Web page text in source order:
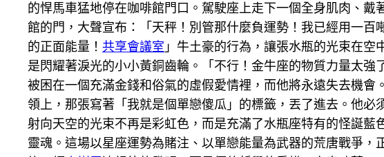
的悍馬車猛地停在咖啡館門口。駕駛座上走下一個全身肌肉、
館的門，大聲宣布：「天秤！別管那什麼負運勢！我已經用一
的正面能量！ 共享會議室 」牛土豪的行為，讓張水瓶的光束在
是閃耀著淚光的小小黃銅齒輪。「不行！金牛座的物質力量太
被困在一個充滿金錢和俗氣的虛假愛情裡，而他將永遠失去機
領上，那張寫著「我就是個單戀傻瓜」的標籤，丟了進去。他必
射向天空的光束不再是彩虹色，而是充滿了水瓶座特有的怪誕
靈魂。這場以星座運勢為賭注、以單戀能量為武器的荒唐戰爭